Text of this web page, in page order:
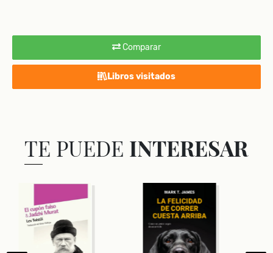
Comparar
Libros visitados
TE PUEDE INTERESAR